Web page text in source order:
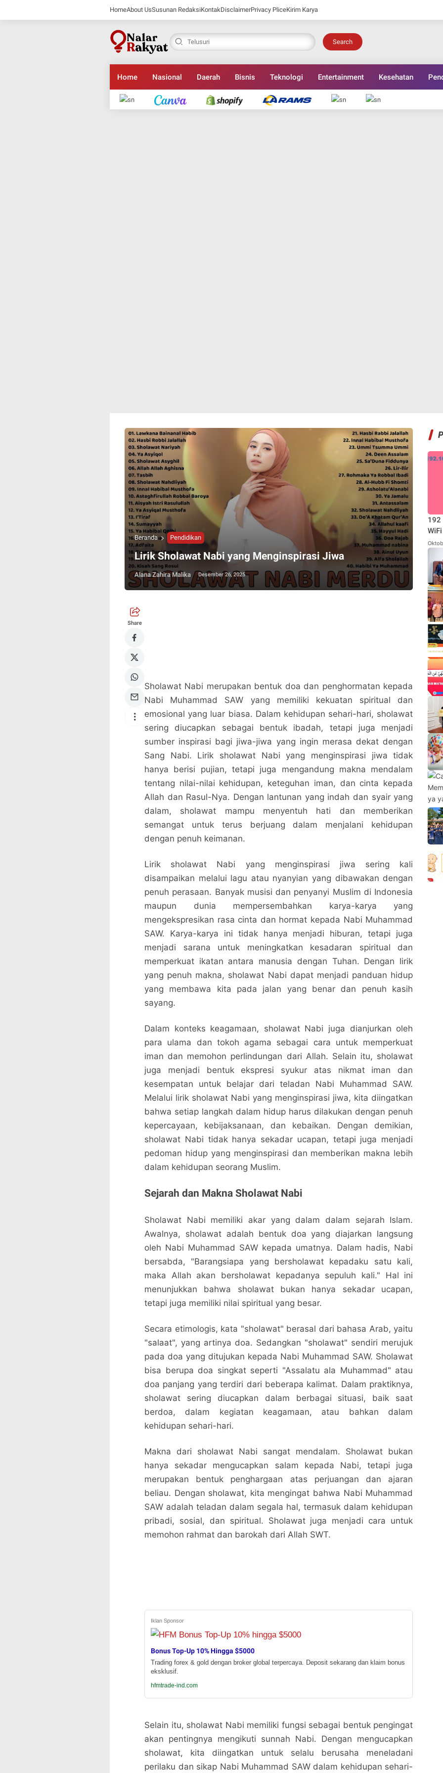
HomeAbout UsSusunan RedaksiKontakDisclaimerPrivacy PliceKirim Karya
Search
Home Nasional Daerah Bisnis Teknologi Entertainment Kesehatan
Beranda Pendidikan
Lirik Sholawat Nabi yang Menginspirasi Jiwa
Alana Zahira Malika Desember 26, 2025
Share
Lirik Sholawat Nabi yang Menginspirasi Jiwa
Nalarrakyat.com - Media Kritis
Bagikan ke media lain
Sholawat Nabi merupakan bentuk doa dan penghormatan kepada
Nabi Muhammad SAW yang memiliki kekuatan spiritual dan
emosional yang luar biasa. Dalam kehidupan sehari-hari, sholawat
sering diucapkan sebagai bentuk ibadah, tetapi juga menjadi
sumber inspirasi bagi jiwa-jiwa yang ingin merasa dekat dengan
Sang Nabi. Lirik sholawat Nabi yang menginspirasi jiwa tidak
hanya berisi pujian, tetapi juga mengandung makna mendalam
tentang nilai-nilai kehidupan, keteguhan iman, dan cinta kepada
Allah dan Rasul-Nya. Dengan lantunan yang indah dan syair yang
dalam, sholawat mampu menyentuh hati dan memberikan
semangat untuk terus berjuang dalam menjalani kehidupan
dengan penuh keimanan.
Lirik sholawat Nabi yang menginspirasi jiwa sering kali
disampaikan melalui lagu atau nyanyian yang dibawakan dengan
penuh perasaan. Banyak musisi dan penyanyi Muslim di Indonesia
maupun dunia mempersembahkan karya-karya yang
mengekspresikan rasa cinta dan hormat kepada Nabi Muhammad
SAW. Karya-karya ini tidak hanya menjadi hiburan, tetapi juga
menjadi sarana untuk meningkatkan kesadaran spiritual dan
memperkuat ikatan antara manusia dengan Tuhan. Dengan lirik
yang penuh makna, sholawat Nabi dapat menjadi panduan hidup
yang membawa kita pada jalan yang benar dan penuh kasih
sayang.
Dalam konteks keagamaan, sholawat Nabi juga dianjurkan oleh
para ulama dan tokoh agama sebagai cara untuk memperkuat
iman dan memohon perlindungan dari Allah. Selain itu, sholawat
juga menjadi bentuk ekspresi syukur atas nikmat iman dan
kesempatan untuk belajar dari teladan Nabi Muhammad SAW.
Melalui lirik sholawat Nabi yang menginspirasi jiwa, kita diingatkan
bahwa setiap langkah dalam hidup harus dilakukan dengan penuh
kepercayaan, kebijaksanaan, dan kebaikan. Dengan demikian,
sholawat Nabi tidak hanya sekadar ucapan, tetapi juga menjadi
pedoman hidup yang menginspirasi dan memberikan makna lebih
dalam kehidupan seorang Muslim.
Sejarah dan Makna Sholawat Nabi
Sholawat Nabi memiliki akar yang dalam dalam sejarah Islam.
Awalnya, sholawat adalah bentuk doa yang diajarkan langsung
oleh Nabi Muhammad SAW kepada umatnya. Dalam hadis, Nabi
bersabda, "Barangsiapa yang bersholawat kepadaku satu kali,
maka Allah akan bersholawat kepadanya sepuluh kali." Hal ini
menunjukkan bahwa sholawat bukan hanya sekadar ucapan,
tetapi juga memiliki nilai spiritual yang besar.
Secara etimologis, kata "sholawat" berasal dari bahasa Arab, yaitu
"salaat", yang artinya doa. Sedangkan "sholawat" sendiri merujuk
pada doa yang ditujukan kepada Nabi Muhammad SAW. Sholawat
bisa berupa doa singkat seperti "Assalatu ala Muhammad" atau
doa panjang yang terdiri dari beberapa kalimat. Dalam praktiknya,
sholawat sering diucapkan dalam berbagai situasi, baik saat
berdoa, dalam kegiatan keagamaan, atau bahkan dalam
kehidupan sehari-hari.
Makna dari sholawat Nabi sangat mendalam. Sholawat bukan
hanya sekadar mengucapkan salam kepada Nabi, tetapi juga
merupakan bentuk penghargaan atas perjuangan dan ajaran
beliau. Dengan sholawat, kita mengingat bahwa Nabi Muhammad
SAW adalah teladan dalam segala hal, termasuk dalam kehidupan
pribadi, sosial, dan spiritual. Sholawat juga menjadi cara untuk
memohon rahmat dan barokah dari Allah SWT.
Iklan Sponsor
Bonus Top-Up 10% Hingga $5000
Trading forex & gold dengan broker global terpercaya. Deposit sekarang dan klaim bonus
eksklusif.
hfmtrade-ind.com
Selain itu, sholawat Nabi memiliki fungsi sebagai bentuk pengingat
akan pentingnya mengikuti sunnah Nabi. Dengan mengucapkan
sholawat, kita diingatkan untuk selalu berusaha meneladani
perilaku dan sikap Nabi Muhammad SAW dalam kehidupan sehari-
Lirik Sholawat Nabi yang Menginspirasi Jiwa
Nalarrakyat.com - Media Kritis
Bagikan ke media lain
192